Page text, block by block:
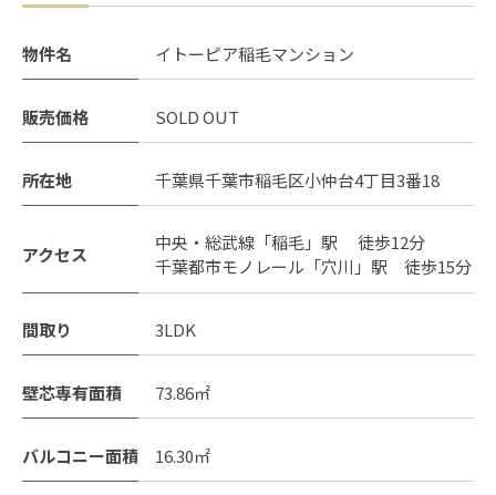
物件名 イトーピア稲毛マンション
販売価格 SOLD OUT
所在地 千葉県千葉市稲毛区小仲台4丁目3番18
アクセス
中央・総武線「稲毛」駅 徒歩12分
千葉都市モノレール「穴川」駅 徒歩15分
間取り 3LDK
壁芯専有面積 73.86㎡
バルコニー面積 16.30㎡